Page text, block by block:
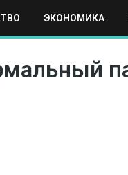
ЭКОНОМИКА
СПОРТ МОСКВА